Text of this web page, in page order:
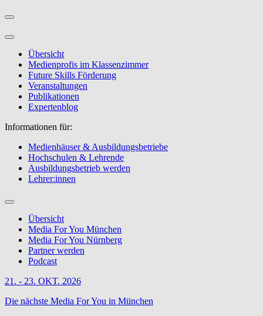
Übersicht
Medienprofis im Klassenzimmer
Future Skills Förderung
Veranstaltungen
Publikationen
Expertenblog
Informationen für:
Medienhäuser & Ausbildungsbetriebe
Hochschulen & Lehrende
Ausbildungsbetrieb werden
Lehrer:innen
Übersicht
Media For You München
Media For You Nürnberg
Partner werden
Podcast
21. - 23. OKT. 2026
Die nächste Media For You in München